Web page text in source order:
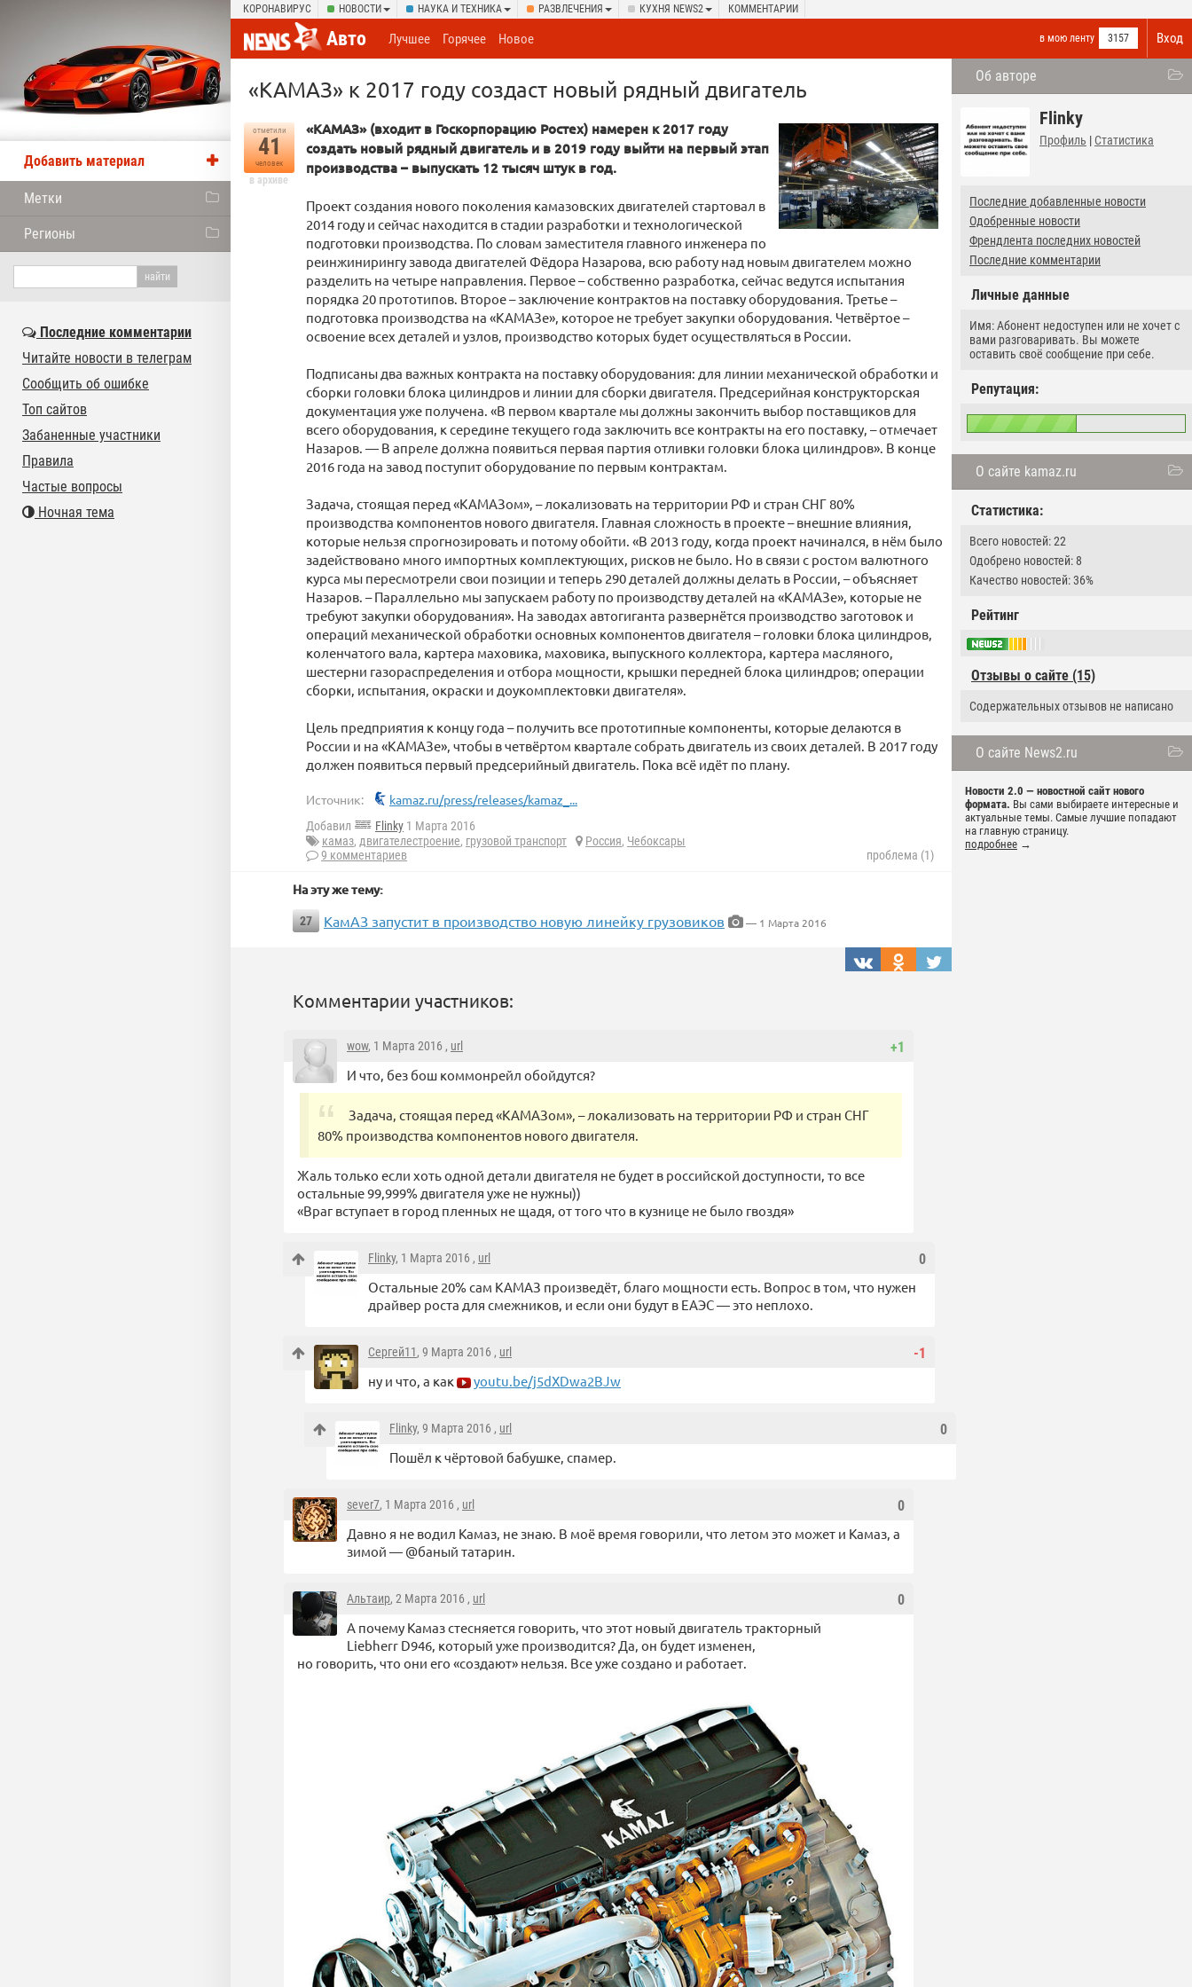
КОРОНАВИРУС НОВОСТИ НАУКА И ТЕХНИКА РАЗВЛЕЧЕНИЯ КУХНЯ NEWS2 КОММЕНТАРИИ
Вход
Авто в мою ленту 3157
Лучшее Горячее Новое
Об авторе
Flinky
Профиль | Статистика
Последние добавленные новости
Одобренные новости
Френдлента последних новостей
Последние комментарии
Личные данные
Имя: Абонент недоступен или не хочет с
вами разговаривать. Вы можете
оставить своё сообщение при себе.
Репутация:
О сайте kamaz.ru
Статистика:
Всего новостей: 22
Одобрено новостей: 8
Качество новостей: 36%
Рейтинг
Отзывы о сайте (15)
Содержательных отзывов не написано
О сайте News2.ru
Новости 2.0 — новостной сайт нового
формата. Вы сами выбираете интересные и
актуальные темы. Самые лучшие попадают
на главную страницу.
подробнее →
«КАМАЗ» к 2017 году создаст новый рядный двигатель
отметили
41
человек
в архиве
«КАМАЗ» (входит в Госкорпорацию Ростех) намерен к 2017 году
создать новый рядный двигатель и в 2019 году выйти на первый этап
производства – выпускать 12 тысяч штук в год.
Проект создания нового поколения камазовских двигателей стартовал в
2014 году и сейчас находится в стадии разработки и технологической
подготовки производства. По словам заместителя главного инженера по
реинжинирингу завода двигателей Фёдора Назарова, всю работу над новым двигателем можно
разделить на четыре направления. Первое – собственно разработка, сейчас ведутся испытания
порядка 20 прототипов. Второе – заключение контрактов на поставку оборудования. Третье –
подготовка производства на «КАМАЗе», которое не требует закупки оборудования. Четвёртое –
освоение всех деталей и узлов, производство которых будет осуществляться в России.
Подписаны два важных контракта на поставку оборудования: для линии механической обработки и
сборки головки блока цилиндров и линии для сборки двигателя. Предсерийная конструкторская
документация уже получена. «В первом квартале мы должны закончить выбор поставщиков для
всего оборудования, к середине текущего года заключить все контракты на его поставку, – отмечает
Назаров. — В апреле должна появиться первая партия отливки головки блока цилиндров». В конце
2016 года на завод поступит оборудование по первым контрактам.
Задача, стоящая перед «КАМАЗом», – локализовать на территории РФ и стран СНГ 80%
производства компонентов нового двигателя. Главная сложность в проекте – внешние влияния,
которые нельзя спрогнозировать и потому обойти. «В 2013 году, когда проект начинался, в нём было
задействовано много импортных комплектующих, рисков не было. Но в связи с ростом валютного
курса мы пересмотрели свои позиции и теперь 290 деталей должны делать в России, – объясняет
Назаров. – Параллельно мы запускаем работу по производству деталей на «КАМАЗе», которые не
требуют закупки оборудования». На заводах автогиганта развернётся производство заготовок и
операций механической обработки основных компонентов двигателя – головки блока цилиндров,
коленчатого вала, картера маховика, маховика, выпускного коллектора, картера масляного,
шестерни газораспределения и отбора мощности, крышки передней блока цилиндров; операции
сборки, испытания, окраски и доукомплектовки двигателя».
Цель предприятия к концу года – получить все прототипные компоненты, которые делаются в
России и на «КАМАЗе», чтобы в четвёртом квартале собрать двигатель из своих деталей. В 2017 году
должен появиться первый предсерийный двигатель. Пока всё идёт по плану.
Источник: kamaz.ru/press/releases/kamaz_...
Добавил Flinky 1 Марта 2016
камаз, двигателестроение, грузовой транспорт Россия, Чебоксары
9 комментариев
проблема (1)
На эту же тему:
27 КамАЗ запустит в производство новую линейку грузовиков — 1 Марта 2016
Комментарии участников:
+1
wow, 1 Марта 2016 , url
И что, без бош коммонрейл обойдутся?
Задача, стоящая перед «КАМАЗом», – локализовать на территории РФ и стран СНГ
80% производства компонентов нового двигателя.
Жаль только если хоть одной детали двигателя не будет в российской доступности, то все
остальные 99,999% двигателя уже не нужны))
«Враг вступает в город пленных не щадя, от того что в кузнице не было гвоздя»
0
Flinky, 1 Марта 2016 , url
Остальные 20% сам КАМАЗ произведёт, благо мощности есть. Вопрос в том, что нужен
драйвер роста для смежников, и если они будут в ЕАЭС — это неплохо.
-1
Сергей11, 9 Марта 2016 , url
ну и что, а как youtu.be/j5dXDwa2BJw
0
Flinky, 9 Марта 2016 , url
Пошёл к чёртовой бабушке, спамер.
0
sever7, 1 Марта 2016 , url
Давно я не водил Камаз, не знаю. В моё время говорили, что летом это может и Камаз, а
зимой — @баный татарин.
0
Альтаир, 2 Марта 2016 , url
А почему Камаз стесняется говорить, что этот новый двигатель тракторный
Liebherr D946, который уже производится? Да, он будет изменен,
но говорить, что они его «создают» нельзя. Все уже создано и работает.
Добавить материал
Метки
Регионы
Последние комментарии
Читайте новости в телеграм
Сообщить об ошибке
Топ сайтов
Забаненные участники
Правила
Частые вопросы
Ночная тема